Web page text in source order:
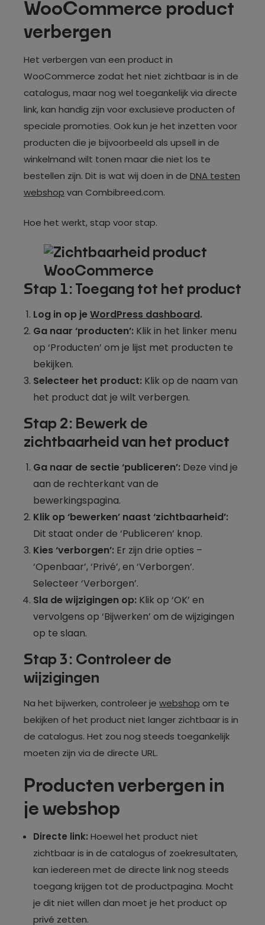
WooCommerce product
verbergen
Het verbergen van een product in
WooCommerce zodat het niet zichtbaar is in de
catalogus, maar nog wel toegankelijk via directe
link, kan handig zijn voor exclusieve producten of
speciale promoties. Ook kun je het inzetten voor
producten die je bijvoorbeeld als upsell in de
winkelmand wilt tonen maar die niet los te
bestellen zijn. Dit is wat wij doen in de DNA testen
webshop van Combibreed.com.
Hoe het werkt, stap voor stap.
Stap 1: Toegang tot het product
Log in op jeWordPress dashboard.
Ga naar ‘producten’: Klik in het linker menu
op ‘Producten’ om je lijst met producten te
bekijken.
Selecteer het product: Klik op de naam van
het product dat je wilt verbergen.
Stap 2: Bewerk de
zichtbaarheid van het product
Ga naar de sectie ‘publiceren’: Deze vind je
aan de rechterkant van de
bewerkingspagina.
Klik op ‘bewerken’ naast ‘zichtbaarheid’:
Dit staat onder de ‘Publiceren’ knop.
Kies ‘verborgen’: Er zijn drie opties –
‘Openbaar’, ‘Privé’, en ‘Verborgen’.
Selecteer ‘Verborgen’.
Sla de wijzigingen op: Klik op ‘OK’ en
vervolgens op ‘Bijwerken’ om de wijzigingen
op te slaan.
Stap 3: Controleer de
wijzigingen
Na het bijwerken, controleer je webshop om te
bekijken of het product niet langer zichtbaar is in
de catalogus. Het zou nog steeds toegankelijk
moeten zijn via de directe URL.
Producten verbergen in
je webshop
Directe link: Hoewel het product niet
zichtbaar is in de catalogus of zoekresultaten,
kan iedereen met de directe link nog steeds
toegang krijgen tot de productpagina. Mocht
je dit niet willen dan moet je het product op
privé zetten.